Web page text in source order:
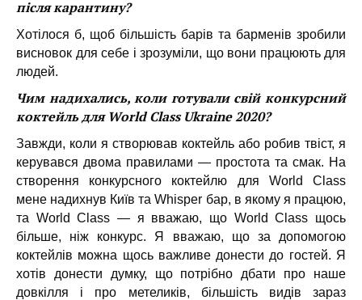
після карантину?
Хотілося б, щоб більшість барів та барменів зробили
висновок для себе і зрозуміли, що вони працюють для
людей.
Чим надихались, коли готували свій конкурсний
коктейль для World Class Ukraine 2020?
Завжди, коли я створював коктейль або робив твіст, я
керувався двома правилами — простота та смак. На
створення конкурсного коктейлю для World Class
мене надихнув Київ та Whisper бар, в якому я працюю,
та World Class — я вважаю, що World Class щось
більше, ніж конкурс. Я вважаю, що за допомогою
коктейлів можна щось важливе донести до гостей. Я
хотів донести думку, що потрібно дбати про наше
довкілля і про метеликів, більшість видів зараз